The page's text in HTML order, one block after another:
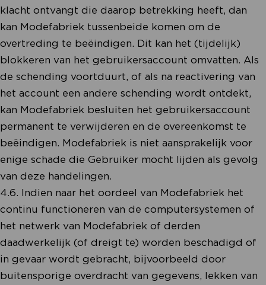
klacht ontvangt die daarop betrekking heeft, dan
kan Modefabriek tussenbeide komen om de
overtreding te beëindigen. Dit kan het (tijdelijk)
blokkeren van het gebruikersaccount omvatten. Als
de schending voortduurt, of als na reactivering van
het account een andere schending wordt ontdekt,
kan Modefabriek besluiten het gebruikersaccount
permanent te verwijderen en de overeenkomst te
beëindigen. Modefabriek is niet aansprakelijk voor
enige schade die Gebruiker mocht lijden als gevolg
van deze handelingen.
4.6. Indien naar het oordeel van Modefabriek het
continu functioneren van de computersystemen of
het netwerk van Modefabriek of derden
daadwerkelijk (of dreigt te) worden beschadigd of
in gevaar wordt gebracht, bijvoorbeeld door
buitensporige overdracht van gegevens, lekken van